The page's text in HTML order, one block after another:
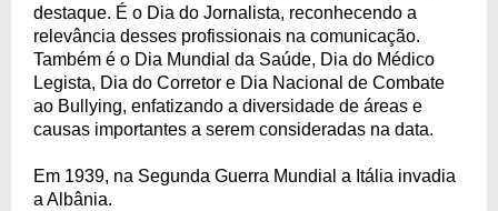
destaque. É o Dia do Jornalista, reconhecendo a
relevância desses profissionais na comunicação.
Também é o Dia Mundial da Saúde, Dia do Médico
Legista, Dia do Corretor e Dia Nacional de Combate
ao Bullying, enfatizando a diversidade de áreas e
causas importantes a serem consideradas na data.
Em 1939, na Segunda Guerra Mundial a Itália invadia
a Albânia.